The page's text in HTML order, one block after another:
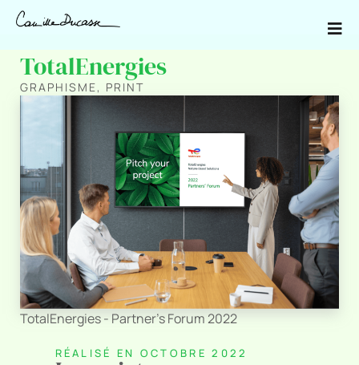
TotalEnergies
GRAPHISME, PRINT
TotalEnergies - Partner's Forum 2022
RÉALISÉ EN OCTOBRE 2022